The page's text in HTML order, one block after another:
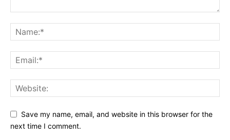
Save my name, email, and website in this browser for the
next time I comment.